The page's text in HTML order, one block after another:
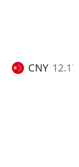
CNY 12.17